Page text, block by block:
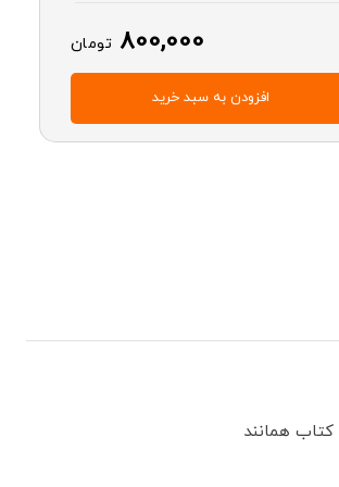
800,000 تومان
افزودن به سبد خرید